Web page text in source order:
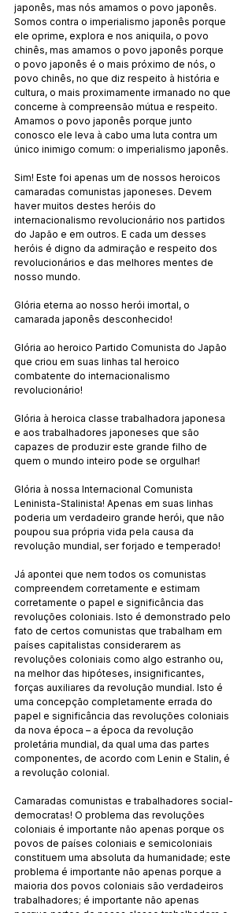
japonês, mas nós amamos o povo japonês.
Somos contra o imperialismo japonês porque
ele oprime, explora e nos aniquila, o povo
chinês, mas amamos o povo japonês porque
o povo japonês é o mais próximo de nós, o
povo chinês, no que diz respeito à história e
cultura, o mais proximamente irmanado no que
concerne à compreensão mútua e respeito.
Amamos o povo japonês porque junto
conosco ele leva à cabo uma luta contra um
único inimigo comum: o imperialismo japonês.
Sim! Este foi apenas um de nossos heroicos
camaradas comunistas japoneses. Devem
haver muitos destes heróis do
internacionalismo revolucionário nos partidos
do Japão e em outros. E cada um desses
heróis é digno da admiração e respeito dos
revolucionários e das melhores mentes de
nosso mundo.
Glória eterna ao nosso herói imortal, o
camarada japonês desconhecido!
Glória ao heroico Partido Comunista do Japão
que criou em suas linhas tal heroico
combatente do internacionalismo
revolucionário!
Glória à heroica classe trabalhadora japonesa
e aos trabalhadores japoneses que são
capazes de produzir este grande filho de
quem o mundo inteiro pode se orgulhar!
Glória à nossa Internacional Comunista
Leninista-Stalinista! Apenas em suas linhas
poderia um verdadeiro grande herói, que não
poupou sua própria vida pela causa da
revolução mundial, ser forjado e temperado!
Já apontei que nem todos os comunistas
compreendem corretamente e estimam
corretamente o papel e significância das
revoluções coloniais. Isto é demonstrado pelo
fato de certos comunistas que trabalham em
países capitalistas considerarem as
revoluções coloniais como algo estranho ou,
na melhor das hipóteses, insignificantes,
forças auxiliares da revolução mundial. Isto é
uma concepção completamente errada do
papel e significância das revoluções coloniais
da nova época – a época da revolução
proletária mundial, da qual uma das partes
componentes, de acordo com Lenin e Stalin, é
a revolução colonial.
Camaradas comunistas e trabalhadores social-
democratas! O problema das revoluções
coloniais é importante não apenas porque os
povos de países coloniais e semicoloniais
constituem uma absoluta da humanidade; este
problema é importante não apenas porque a
maioria dos povos coloniais são verdadeiros
trabalhadores; é importante não apenas